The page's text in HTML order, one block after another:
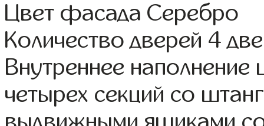
Цвет фасада Серебро
Количество дверей 4
Внутреннее
четырех секций со